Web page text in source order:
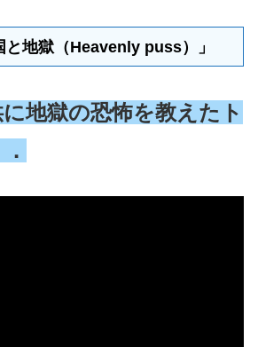
と地獄（Heavenly puss）」
地獄の恐怖を教えたト